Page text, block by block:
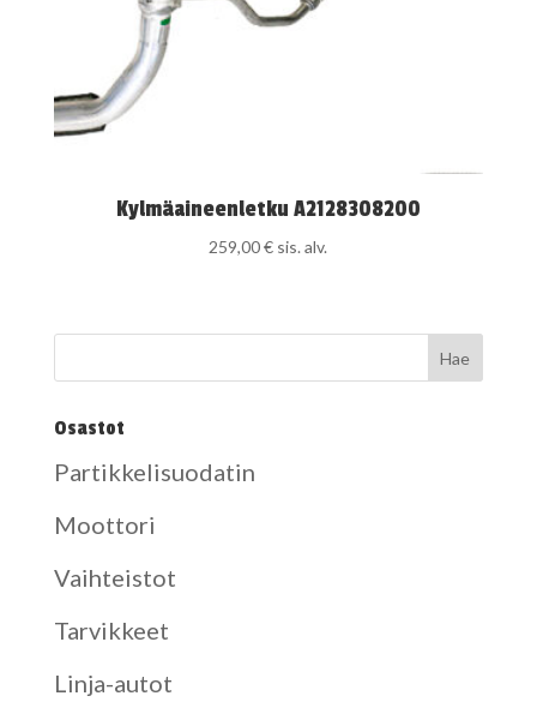
Kylmäaineenletku A2128308200
259,00€ sis. alv.
Osastot
Partikkelisuodatin
Moottori
Vaihteistot
Tarvikkeet
Linja-autot